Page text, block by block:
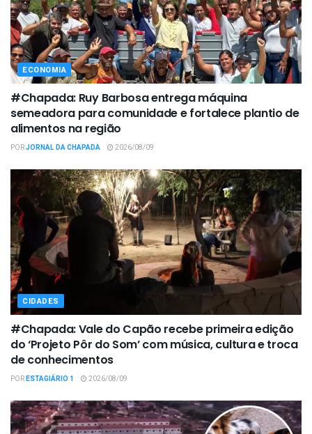
ECONOMIA
#Chapada: Ruy Barbosa entrega máquina
semeadora para comunidade e fortalece plantio de
alimentos na região
PORJORNAL DA CHAPADA 2026/08/09
CIDADES
#Chapada: Vale do Capão recebe primeira edição
do ‘Projeto Pôr do Som’ com música, cultura e troca
de conhecimentos
PORESTAGIÁRIO 1 2026/08/09